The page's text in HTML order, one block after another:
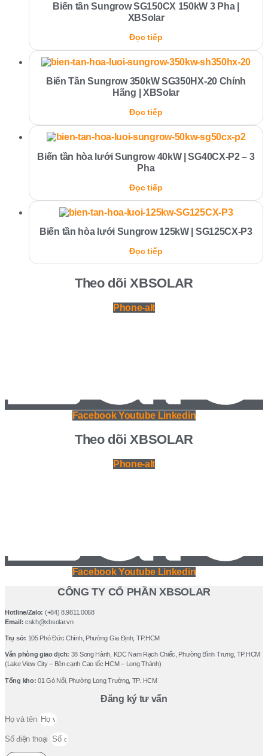
Biến tần Sungrow SG150CX 150kW 3 Pha |
XBSolar
Đọc tiếp
Biến Tần Sungrow 350kW SG350HX-20 Chính
Hãng | XBSolar
Đọc tiếp
Biến tần hòa lưới Sungrow 40kW | SG40CX-P2 – 3
Pha
Đọc tiếp
Biến tần hòa lưới Sungrow 125kW | SG125CX-P3
Đọc tiếp
Theo dõi XBSOLAR
Phone-alt
Facebook Youtube Linkedin
Theo dõi XBSOLAR
Phone-alt
Facebook Youtube Linkedin
CÔNG TY CỔ PHẦN XBSOLAR
Hotline/Zalo: (+84) 8.9811.0068
Email: cskh@xbsolar.vn
Trụ sở: 105 Phó Ðức Chính, Phường Gia Ðịnh, TP.HCM
Văn phòng giao dịch: 38 Song Hành, KDC Nam Rạch Chiếc, Phường Bình Trưng, TP.HCM
(Lake View City – Bên cạnh Cao tốc HCM – Long Thành)
Tổng kho: 01 Gò Nổi, Phường Long Trường, TP. HCM
Đăng ký tư vấn
Họ và tên
Số điện thoại